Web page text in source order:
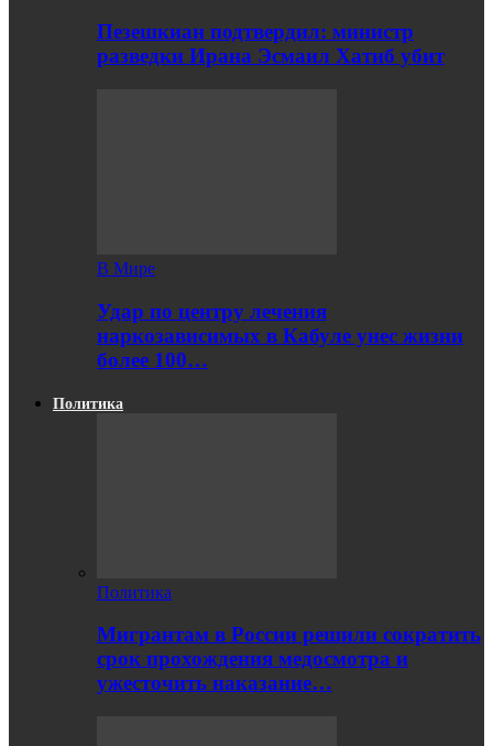
Пезешкиан подтвердил: министр
разведки Ирана Эсмаил Хатиб убит
В Мире
Удар по центру лечения
наркозависимых в Кабуле унес жизни
более 100…
Политика
Политика
Мигрантам в России решили сократить
срок прохождения медосмотра и
ужесточить наказание…